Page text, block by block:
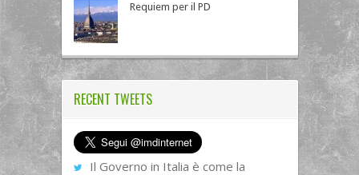
Requiem per il PD
RECENT TWEETS
Il Governo in Italia è come la